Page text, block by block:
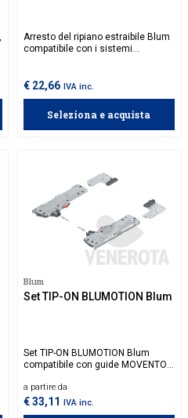
Arresto del ripiano estraibile Blum
compatibile con i sistemi
€ 22,66 IVA inc.
Seleziona e acquista
Blum
Set TIP-ON BLUMOTION Blum
Set TIP-ON BLUMOTION Blum
compatibile con guide MOVENTO e
larghezze superiori a 500 mm, si
consiglia di abbinare la relativa
asta di sincronizzazione
a partire da
€ 33,11 IVA inc.